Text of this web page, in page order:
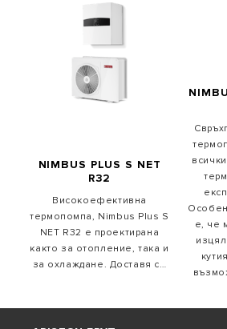
NIMBUS PLUS S NET
R32
Високоефективна
термопомпа, Nimbus Plus S
NET R32 е проектирана
както за отопление, така и
за охлаждане. Доставя се
наслаждавате на свързан
е, че